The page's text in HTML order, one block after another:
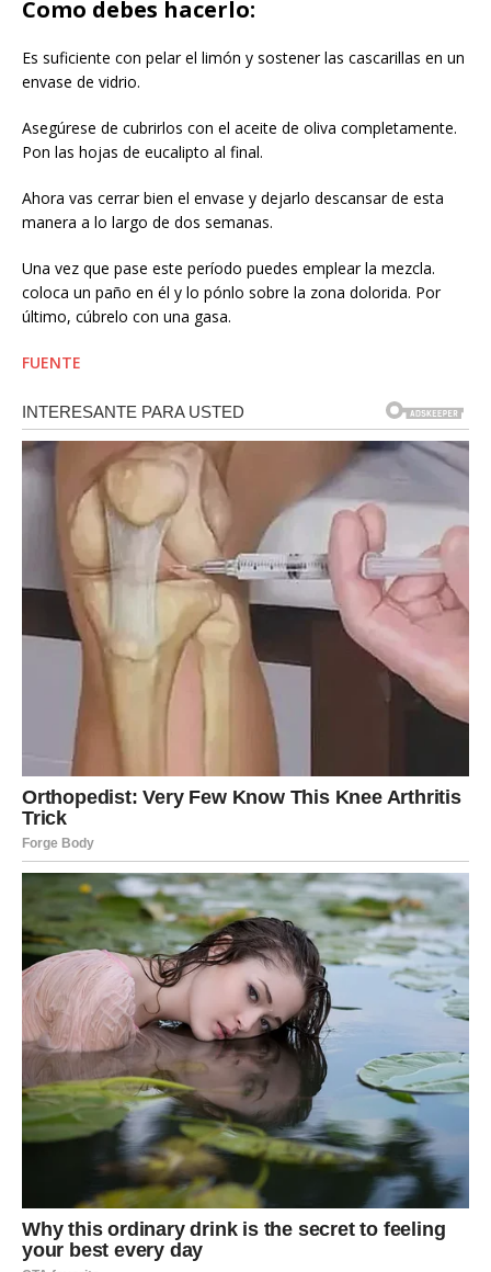
Como debes hacerlo:
Es suficiente con pelar el limón y sostener las cascarillas en un
envase de vidrio.
Asegúrese de cubrirlos con el aceite de oliva completamente.
Pon las hojas de eucalipto al final.
Ahora vas cerrar bien el envase y dejarlo descansar de esta
manera a lo largo de dos semanas.
Una vez que pase este período puedes emplear la mezcla.
coloca un paño en él y lo pónlo sobre la zona dolorida. Por
último, cúbrelo con una gasa.
FUENTE